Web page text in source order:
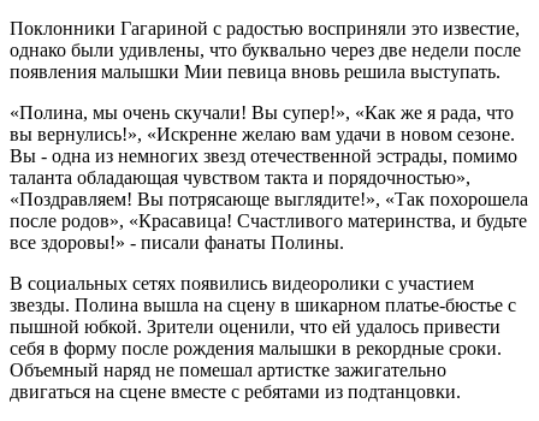
Поклонники Гагариной с радостью восприняли это известие,
однако были удивлены, что буквально через две недели после
появления малышки Мии певица вновь решила выступать.
«Полина, мы очень скучали! Вы супер!», «Как же я рада, что
вы вернулись!», «Искренне желаю вам удачи в новом сезоне.
Вы - одна из немногих звезд отечественной эстрады, помимо
таланта обладающая чувством такта и порядочностью»,
«Поздравляем! Вы потрясающе выглядите!», «Так похорошела
после родов», «Красавица! Счастливого материнства, и будьте
все здоровы!» - писали фанаты Полины.
В социальных сетях появились видеоролики с участием
звезды. Полина вышла на сцену в шикарном платье-бюстье с
пышной юбкой. Зрители оценили, что ей удалось привести
себя в форму после рождения малышки в рекордные сроки.
Объемный наряд не помешал артистке зажигательно
двигаться на сцене вместе с ребятами из подтанцовки.